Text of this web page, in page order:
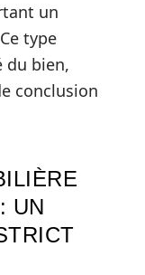
un
type
du bien,
conclusion
UN